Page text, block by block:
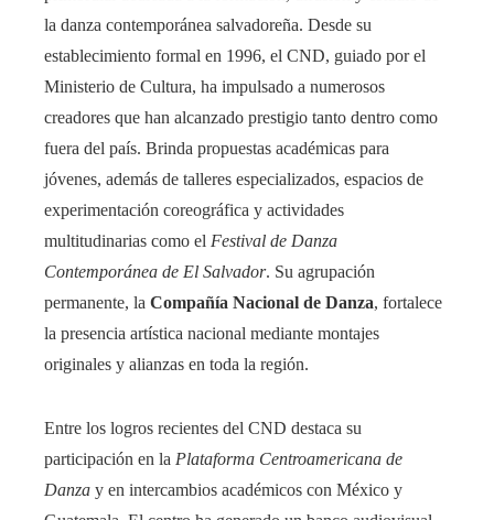
la danza contemporánea salvadoreña. Desde su
establecimiento formal en 1996, el CND, guiado por el
Ministerio de Cultura, ha impulsado a numerosos
creadores que han alcanzado prestigio tanto dentro como
fuera del país. Brinda propuestas académicas para
jóvenes, además de talleres especializados, espacios de
experimentación coreográfica y actividades
multitudinarias como el Festival de Danza
Contemporánea de El Salvador. Su agrupación
permanente, la Compañía Nacional de Danza, fortalece
la presencia artística nacional mediante montajes
originales y alianzas en toda la región.
Entre los logros recientes del CND destaca su
participación en la Plataforma Centroamericana de
Danza y en intercambios académicos con México y